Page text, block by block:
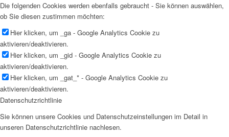
Die folgenden Cookies werden ebenfalls gebraucht - Sie können auswählen,
ob Sie diesen zustimmen möchten:
Hier klicken, um _ga - Google Analytics Cookie zu
aktivieren/deaktivieren.
Hier klicken, um _gid - Google Analytics Cookie zu
aktivieren/deaktivieren.
Hier klicken, um _gat_* - Google Analytics Cookie zu
aktivieren/deaktivieren.
Datenschutzrichtlinie
Sie können unsere Cookies und Datenschutzeinstellungen im Detail in
unseren Datenschutzrichtlinie nachlesen.